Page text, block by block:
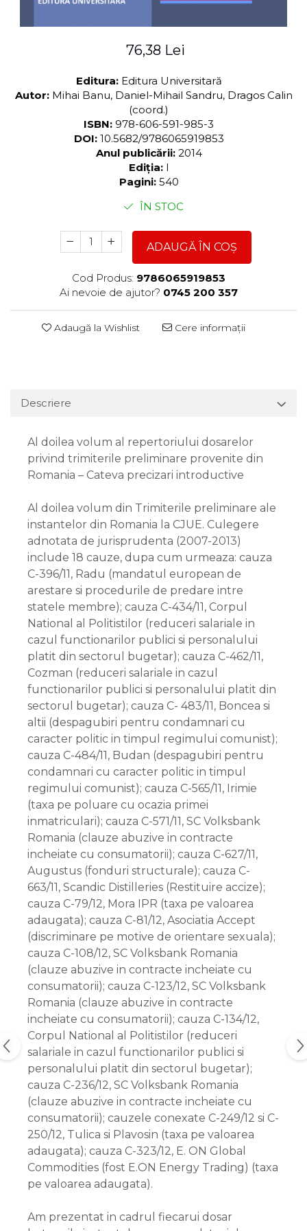
76,38 Lei
Editura: Editura Universitară
Autor: Mihai Banu, Daniel-Mihail Sandru, Dragos Calin
(coord.)
ISBN: 978-606-591-985-3
DOI: 10.5682/9786065919853
Anul publicării: 2014
Ediția: I
Pagini: 540
ÎN STOC
ADAUGĂ ÎN COȘ
Cod Produs: 9786065919853
Ai nevoie de ajutor? 0745 200 357
Adaugă la Wishlist Cere informații
Descriere
Al doilea volum al repertoriului dosarelor
privind trimiterile preliminare provenite din
Romania – Cateva precizari introductive
Al doilea volum din Trimiterile preliminare ale
instantelor din Romania la CJUE. Culegere
adnotata de jurisprudenta (2007-2013)
include 18 cauze, dupa cum urmeaza: cauza
C-396/11, Radu (mandatul european de
arestare si procedurile de predare intre
statele membre); cauza C-434/11, Corpul
National al Politistilor (reduceri salariale in
cazul functionarilor publici si personalului
platit din sectorul bugetar); cauza C-462/11,
Cozman (reduceri salariale in cazul
functionarilor publici si personalului platit din
sectorul bugetar); cauza C- 483/11, Boncea si
altii (despagubiri pentru condamnari cu
caracter politic in timpul regimului comunist);
cauza C-484/11, Budan (despagubiri pentru
condamnari cu caracter politic in timpul
regimului comunist); cauza C-565/11, Irimie
(taxa pe poluare cu ocazia primei
inmatriculari); cauza C-571/11, SC Volksbank
Romania (clauze abuzive in contracte
incheiate cu consumatorii); cauza C-627/11,
Augustus (fonduri structurale); cauza C-
663/11, Scandic Distilleries (Restituire accize);
cauza C-79/12, Mora IPR (taxa pe valoarea
adaugata); cauza C-81/12, Asociatia Accept
(discriminare pe motive de orientare sexuala);
cauza C-108/12, SC Volksbank Romania
(clauze abuzive in contracte incheiate cu
consumatorii); cauza C-123/12, SC Volksbank
Romania (clauze abuzive in contracte
incheiate cu consumatorii); cauza C-134/12,
Corpul National al Politistilor (reduceri
salariale in cazul functionarilor publici si
personalului platit din sectorul bugetar);
cauza C-236/12, SC Volksbank Romania
(clauze abuzive in contracte incheiate cu
consumatorii); cauzele conexate C-249/12 si C-
250/12, Tulica si Plavosin (taxa pe valoarea
adaugata); cauza C-323/12, E. ON Global
Commodities (fost E.ON Energy Trading) (taxa
pe valoarea adaugata).
Am prezentat in cadrul fiecarui dosar